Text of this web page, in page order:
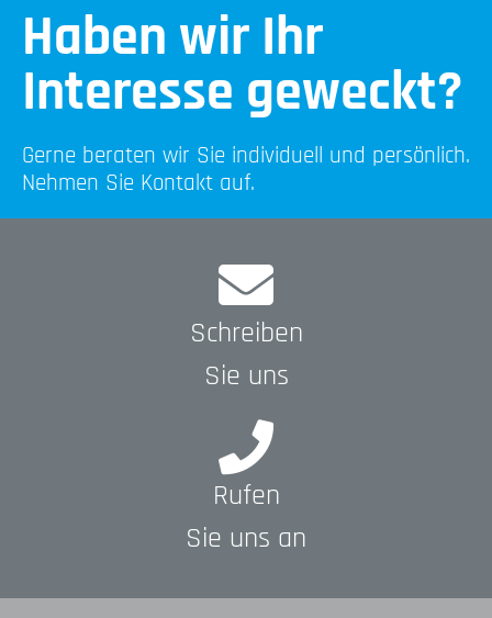
Haben wir Ihr
Interesse geweckt?
Gerne beraten wir Sie individuell und persönlich.
Nehmen Sie Kontakt auf.
Schreiben
Sie uns
Rufen
Sie uns an